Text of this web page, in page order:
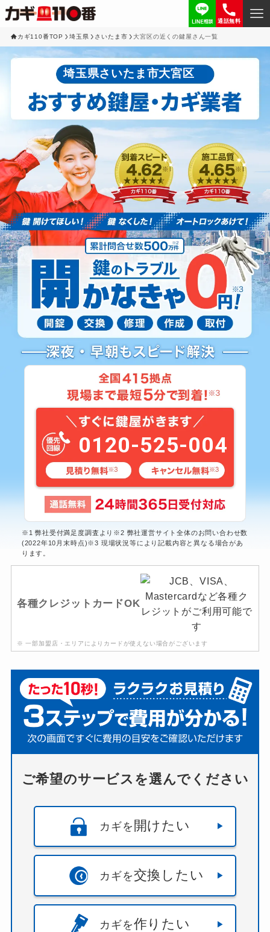
通話無料
カギ110番TOP 埼玉県 さいたま市 大宮区の近くの鍵屋さん一覧
埼玉県さいたま市大宮区
0120-525-004
※1 弊社受付満足度調査より※2 弊社運営サイト全体のお問い合わせ数
(2022年10月末時点)※3 現場状況等により記載内容と異なる場合があ
ります。
各種クレジットカードOK
※ 一部加盟店・エリアによりカードが使えない場合がございます
ご希望のサービスを選んでください
カギを 開けたい
カギを交換したい
カギを作りたい